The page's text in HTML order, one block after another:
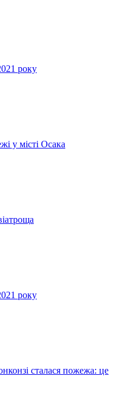
року
у місті Осака
року
сталася пожежа: це